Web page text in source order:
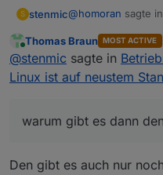
S stenmic@homoran sagte in
@stenmicsagte
Updates, Linux
Ergebnis
ODER!
ich werde linux nie
durchführen.
noch.
Online
Thomas Braun MOST ACTIVE
@stenmic sagte in
Linux ist auf neustem
warum gibt es dann
Den gibt es auch nur